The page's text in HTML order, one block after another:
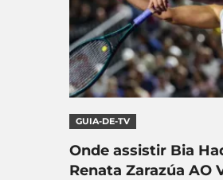
GUIA-DE-TV
Onde assistir Bia
Renata Zarazúa AO